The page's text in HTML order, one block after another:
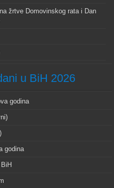
žrtve Domovinskog rata i Dan
u BiH 2026
godina
godina